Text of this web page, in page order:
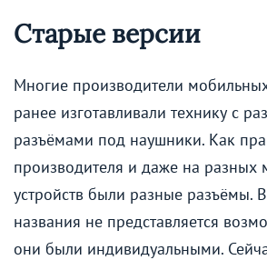
Старые версии
Многие производители
ранее изготавливали технику с
разъёмами под наушники. Как
производителя и даже на разных
устройств были разные разъёмы.
названия не представляется
они были индивидуальными.